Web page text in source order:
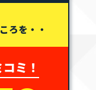
ろを・・
ミ！